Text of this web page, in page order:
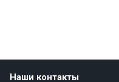
Наши контакты